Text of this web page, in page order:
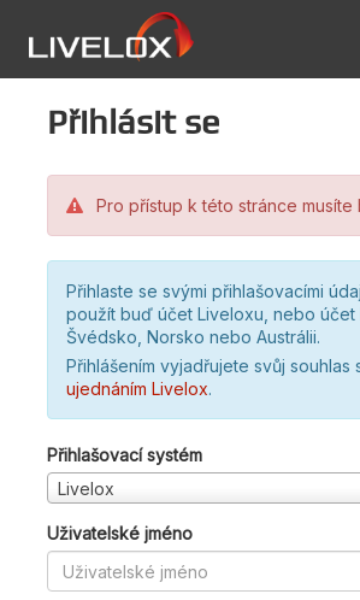
Přihlásit se
Pro přístup k této stránce musíte
Přihlaste se svými přihlašovacími
použít buď účet Liveloxu, nebo účet
Švédsko, Norsko nebo Austrálii.
Přihlášením vyjadřujete svůj souhlas
ujednáním Livelox.
Přihlašovací systém
Livelox
Uživatelské jméno